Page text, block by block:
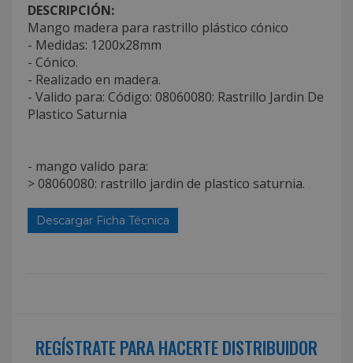
DESCRIPCIÓN:
Mango madera para rastrillo plástico cónico
- Medidas: 1200x28mm
- Cónico.
- Realizado en madera.
- Valido para: Código: 08060080: Rastrillo Jardin De
Plastico Saturnia
- mango valido para:
> 08060080: rastrillo jardin de plastico saturnia.
Descargar Ficha Técnica
REGÍSTRATE PARA HACERTE DISTRIBUIDOR